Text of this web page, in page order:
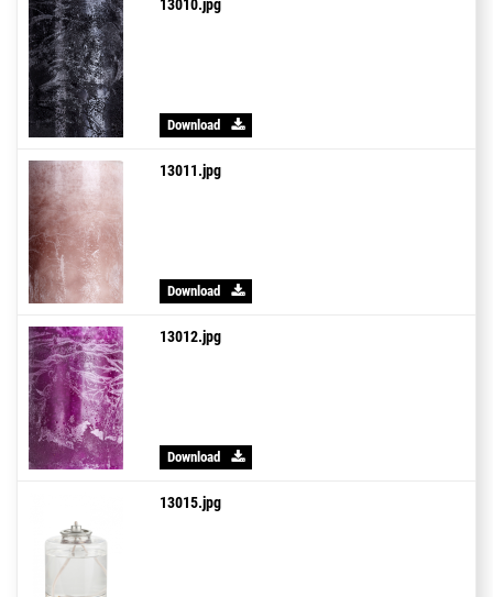
13010.jpg
Download
13011.jpg
Download
13012.jpg
Download
13015.jpg